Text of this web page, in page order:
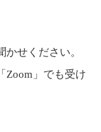
せください。
Zoom」でも受け